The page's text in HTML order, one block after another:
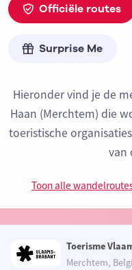
Officiële routes
Surprise Me
Hieronder vind je de
Haan (Merchtem) die
toeristische
van
Toon alle
Toerisme
Merchtem,